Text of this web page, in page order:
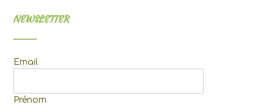
NEWSLETTER
Email
Prénom